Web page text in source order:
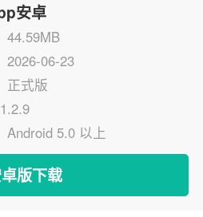
安卓
44.59MB
2026-06-23
正式版
Android 5.0 以上
版下载